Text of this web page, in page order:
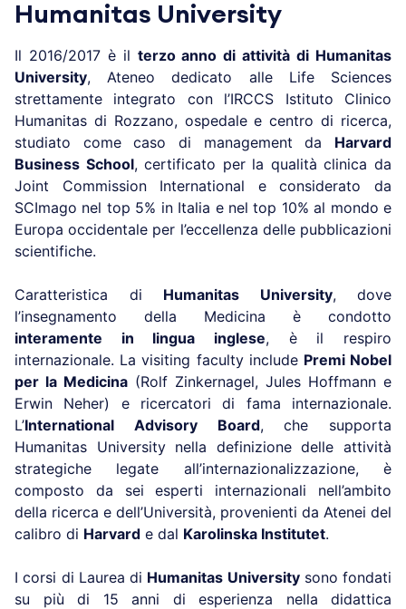
Humanitas University
Il 2016/2017 è il terzo anno di attività di Humanitas
University, Ateneo dedicato alle Life Sciences
strettamente integrato con l’IRCCS Istituto Clinico
Humanitas di Rozzano, ospedale e centro di ricerca,
studiato come caso di management da Harvard
Business School, certificato per la qualità clinica da
Joint Commission International e considerato da
SCImago nel top 5% in Italia e nel top 10% al mondo e
Europa occidentale per l’eccellenza delle pubblicazioni
scientifiche.
Caratteristica di Humanitas University, dove
l’insegnamento della Medicina è condotto
interamente in lingua inglese, è il respiro
internazionale. La visiting faculty include Premi Nobel
per la Medicina (Rolf Zinkernagel, Jules Hoffmann e
Erwin Neher) e ricercatori di fama internazionale.
L’International Advisory Board, che supporta
Humanitas University nella definizione delle attività
strategiche legate all’internazionalizzazione, è
composto da sei esperti internazionali nell’ambito
della ricerca e dell’Università, provenienti da Atenei del
calibro di Harvard e dal Karolinska Institutet.
I corsi di Laurea di Humanitas Universitysono fondati
su più di 15 anni di esperienza nella didattica